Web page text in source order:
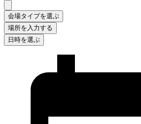
会場タイプを選ぶ
場所を入力する
日時を選ぶ